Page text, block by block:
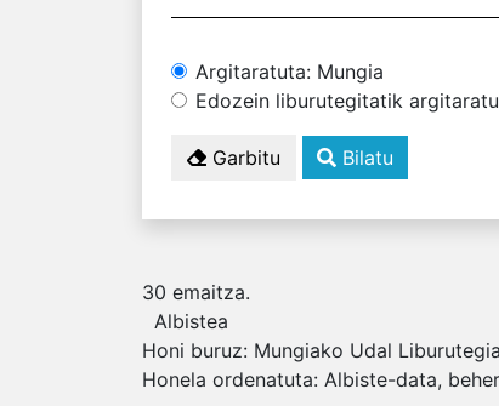
Argitaratuta: Mungia
Edozein liburutegitatik
Garbitu Bilatu
30 emaitza.
Albistea
Honi buruz: Mungiako Udal
Honela ordenatuta: Albiste-data,